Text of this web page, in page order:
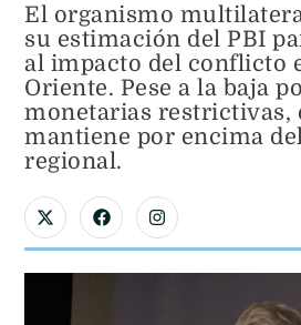
El organismo
su estimación del PBI
al impacto del conflicto
Oriente. Pese a la baja
monetarias restrictivas,
mantiene por encima
regional.